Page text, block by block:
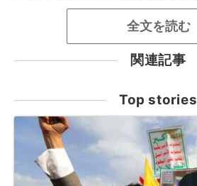
全文を読む
関連記事
Top stories